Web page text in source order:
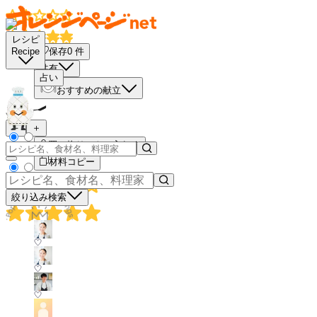
レシピ
Recipe
占い
絞り込み検索
保存0 件
共有
おすすめの献立
－
＋
買い物リストに入れる
材料コピー